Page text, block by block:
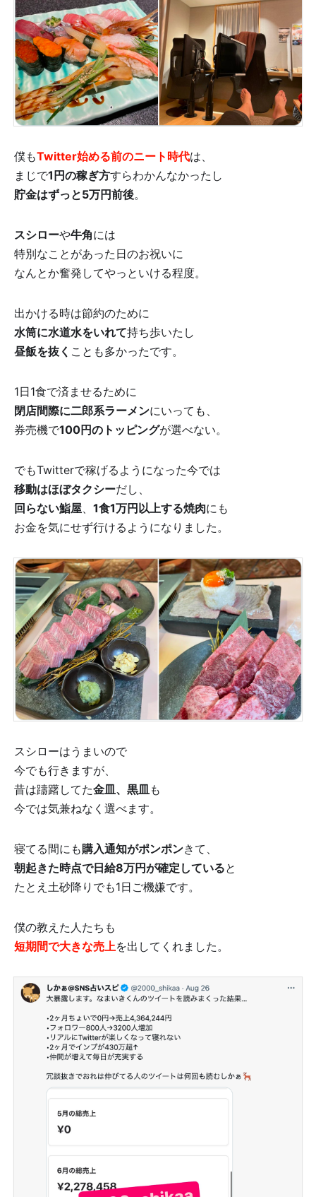
僕もTwitter始める前のニート時代は、
まじで1円の稼ぎ方すらわかんなかったし
貯金はずっと5万円前後。
スシローや牛角には
特別なことがあった日のお祝いに
なんとか奮発してやっといける程度。
出かける時は節約のために
水筒に水道水をいれて持ち歩いたし
昼飯を抜く ことも多かったです。
1日1食で済ませるために
閉店間際に二郎系ラーメンにいっても、
券売機で100円の トッピングが選べない。
でもTwitterで稼げるようになった今では
移動はほぼタクシーだし、
回らない鮨屋
1食1万円以上する焼肉にも
お金を気にせず行けるようになりました。
スシローはうまいので
今でも行きますが、
昔は躊躇してた金皿、黒皿 も
今では気兼ねなく選べます。
寝てる間にも購入通知がポンポンきて、
朝起きた時点で日給8万円が確定していると
たとえ土砂降りでも1日ご機嫌です。
僕の教えた人たちも
短期間で大きな売上を出してくれました。